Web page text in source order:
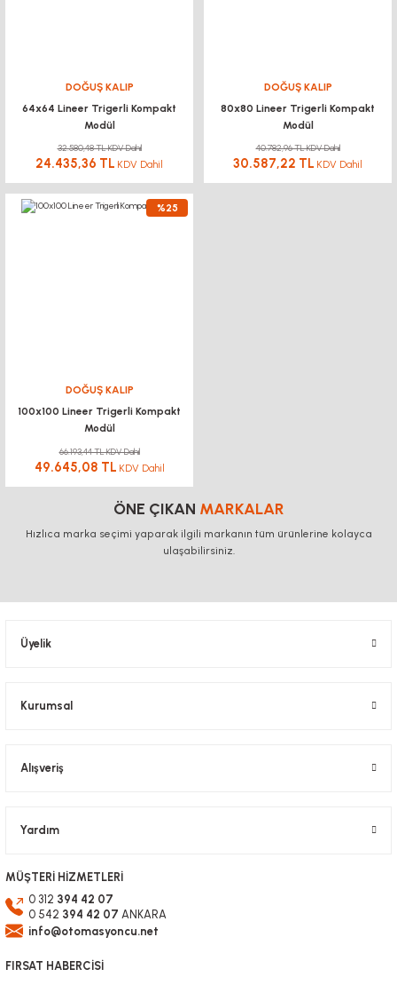
DOĞUŞ KALIP
64x64 Lineer Trigerli Kompakt
Modül
32.580,48 TL KDV Dahil
24.435,36 TL KDV Dahil
DOĞUŞ KALIP
80x80 Lineer Trigerli Kompakt
Modül
40.782,96 TL KDV Dahil
30.587,22 TL KDV Dahil
%25
DOĞUŞ KALIP
100x100 Lineer Trigerli Kompakt
Modül
66.193,44 TL KDV Dahil
49.645,08 TL KDV Dahil
ÖNE ÇIKAN MARKALAR
Hızlıca marka seçimi yaparak ilgili markanın tüm ürünlerine kolayca
ulaşabilirsiniz.
Üyelik
Kurumsal
Alışveriş
Yardım
MÜŞTERİ HİZMETLERİ
0 312 394 42 07
0 542 394 42 07 ANKARA
info@otomasyoncu.net
FIRSAT HABERCİSİ